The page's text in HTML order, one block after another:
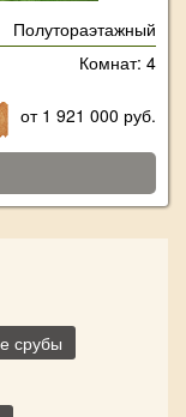
Полутораэтажный
Комнат: 4
от 1 921 000 руб.
срубы